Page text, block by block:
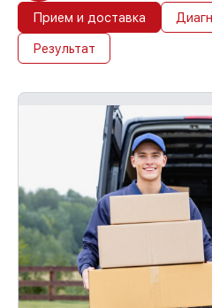
бесплатно и без
Прием и доставка
Результат